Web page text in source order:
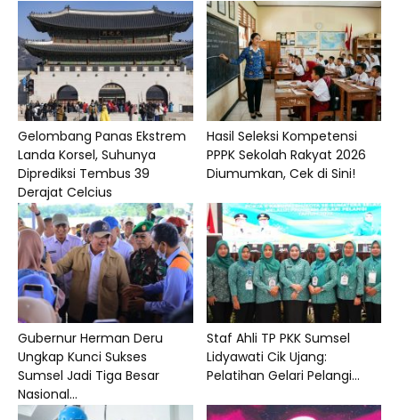
Gelombang Panas Ekstrem
Landa Korsel, Suhunya
Diprediksi Tembus 39
Derajat Celcius
Hasil Seleksi Kompetensi
PPPK Sekolah Rakyat 2026
Diumumkan, Cek di Sini!
Gubernur Herman Deru
Ungkap Kunci Sukses
Sumsel Jadi Tiga Besar
Nasional...
Staf Ahli TP PKK Sumsel
Lidyawati Cik Ujang:
Pelatihan Gelari Pelangi...